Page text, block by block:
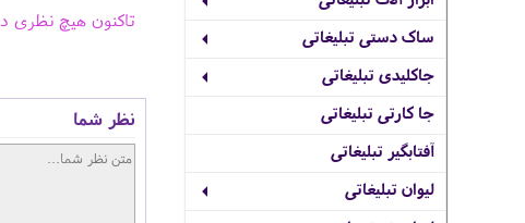
ساک دستی تبلیغاتی
جاکلیدی تبلیغاتی
جا کارتی تبلیغاتی
آفتابگیر تبلیغاتی
لیوان تبلیغاتی
تاکنون هیچ نظری
نظر شما